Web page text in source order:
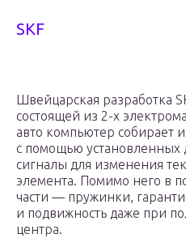
SKF
Швейцарская разработка
состоящей из 2-х
авто компьютер собирает
с помощью установленных
сигналы для изменения
элемента. Помимо него в
части — пружинки,
и подвижность даже при
центра.